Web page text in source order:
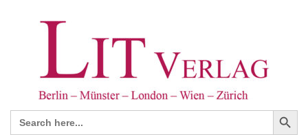
Search
for:
Search Button